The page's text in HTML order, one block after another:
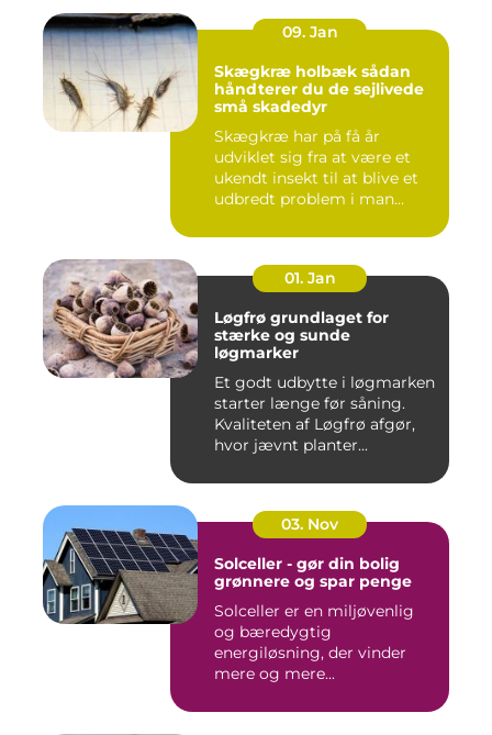
09. Jan
Skægkræ holbæk sådan
håndterer du de sejlivede
små skadedyr
Skægkræ har på få år
udviklet sig fra at være et
ukendt insekt til at blive et
udbredt problem i man...
01. Jan
Løgfrø grundlaget for
stærke og sunde
løgmarker
Et godt udbytte i løgmarken
starter længe før såning.
Kvaliteten af Løgfrø afgør,
hvor jævnt planter...
03. Nov
Solceller - gør din bolig
grønnere og spar penge
Solceller er en miljøvenlig
og bæredygtig
energiløsning, der vinder
mere og mere...